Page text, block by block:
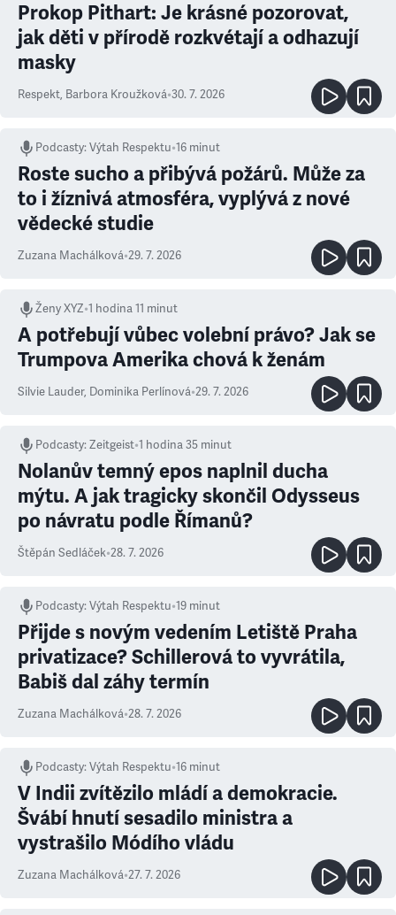
Prokop Pithart: Je krásné pozorovat,
jak děti v přírodě rozkvétají a odhazují
masky
Respekt, Barbora Kroužková•30. 7. 2026
Podcasty:Výtah Respektu•16 minut
Roste sucho a přibývá požárů. Může za
to i žíznivá atmosféra, vyplývá z nové
vědecké studie
Zuzana Machálková•29. 7. 2026
Ženy XYZ•1 hodina 11 minut
A potřebují vůbec volební právo? Jak se
Trumpova Amerika chová k ženám
Silvie Lauder, Dominika Perlínová•29. 7. 2026
Podcasty:Zeitgeist•1 hodina 35 minut
Nolanův temný epos naplnil ducha
mýtu. A jak tragicky skončil Odysseus
po návratu podle Římanů?
Štěpán Sedláček•28. 7. 2026
Podcasty:Výtah Respektu•19 minut
Přijde s novým vedením Letiště Praha
privatizace? Schillerová to vyvrátila,
Babiš dal záhy termín
Zuzana Machálková•28. 7. 2026
Podcasty:Výtah Respektu•16 minut
V Indii zvítězilo mládí a demokracie.
Švábí hnutí sesadilo ministra a
vystrašilo Módího vládu
Zuzana Machálková•27. 7. 2026